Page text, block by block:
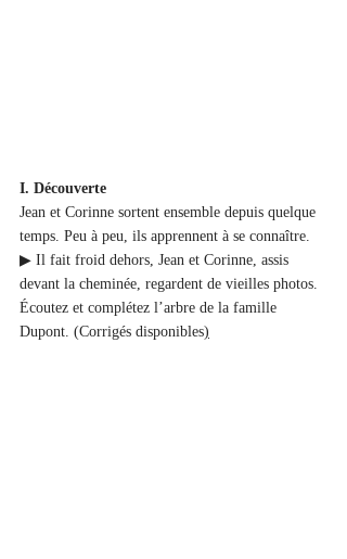
I. Découverte
Jean et Corinne sortent ensemble depuis quelque
temps. Peu à peu, ils apprennent à se connaître.
▶ Il fait froid dehors, Jean et Corinne, assis
devant la cheminée, regardent de vieilles photos.
Écoutez et complétez l’arbre de la famille
Dupont. (Corrigés disponibles)